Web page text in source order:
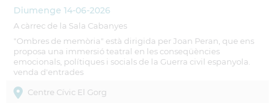
Diumenge 14-06-2026
A càrrec de la Sala Cabanyes
"Ombres de memòria" està dirigida per Joan Peran, que ens
proposa una immersió teatral en les conseqüències
emocionals, polítiques i socials de la Guerra civil espanyola.
venda d'entrades
Centre Cívic El Gorg